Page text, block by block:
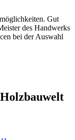
Gut
des Handwerks
bei der Auswahl